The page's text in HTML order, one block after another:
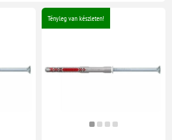
Tényleg van készleten!